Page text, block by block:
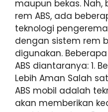
maupun bekas.
rem ABS, ada
teknologi
dengan sistem rem
digunakan.
ABS diantaranya: 1.
Lebih Aman Salah
ABS mobil adalah
akan memberikan